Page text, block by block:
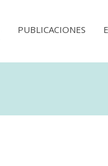
PUBLICACIONES